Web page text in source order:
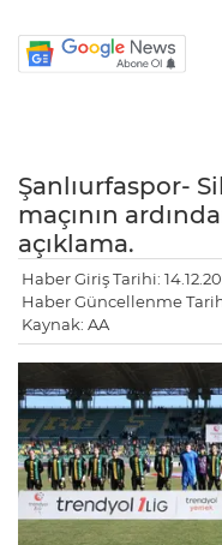
Şanlıurfaspor-
maçının
açıklama.
Haber Giriş Tarihi:
Haber Güncellenme
Kaynak: AA